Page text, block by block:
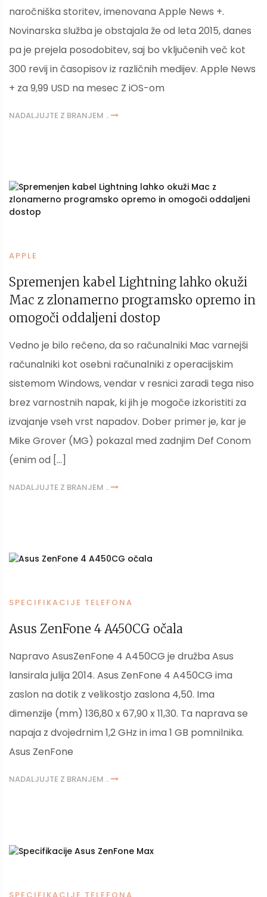
naročniška storitev, imenovana Apple News +.
Novinarska služba je obstajala že od leta 2015, danes
pa je prejela posodobitev, saj bo vključenih več kot
300 revij in časopisov iz različnih medijev. Apple News
+ za 9,99 USD na mesec Z iOS-om
NADALJUJTE Z BRANJEM ..
APPLE
Spremenjen kabel Lightning lahko okuži
Mac z zlonamerno programsko opremo in
omogoči oddaljeni dostop
Vedno je bilo rečeno, da so računalniki Mac varnejši
računalniki kot osebni računalniki z operacijskim
sistemom Windows, vendar v resnici zaradi tega niso
brez varnostnih napak, ki jih je mogoče izkoristiti za
izvajanje vseh vrst napadov. Dober primer je, kar je
Mike Grover (MG) pokazal med zadnjim Def Conom
(enim od […]
NADALJUJTE Z BRANJEM ..
SPECIFIKACIJE TELEFONA
Asus ZenFone 4 A450CG očala
Napravo AsusZenFone 4 A450CG je družba Asus
lansirala julija 2014. Asus ZenFone 4 A450CG ima
zaslon na dotik z velikostjo zaslona 4,50. Ima
dimenzije (mm) 136,80 x 67,90 x 11,30. Ta naprava se
napaja z dvojedrnim 1,2 GHz in ima 1 GB pomnilnika.
Asus ZenFone
NADALJUJTE Z BRANJEM ..